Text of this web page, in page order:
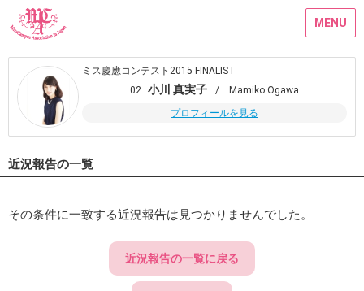
MENU
ミス慶應コンテスト2015 FINALIST
02. 小川 真実子
/ Mamiko Ogawa
プロフィールを見る
近況報告の一覧
その条件に一致する近況報告は見つかりませんでした。
近況報告の一覧に戻る